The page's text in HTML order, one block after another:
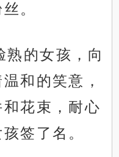
。
熟的女孩，向
和的笑意，
花束，耐心
签了名。